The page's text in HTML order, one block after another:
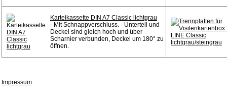
Karteikassette DIN A7 Classic lichtgrau
- Mit Schnappverschluss. - Unterteil und
Deckel sind gleich hoch und über
Scharnier verbunden, Deckel um 180° zu
öffnen.
Impressum